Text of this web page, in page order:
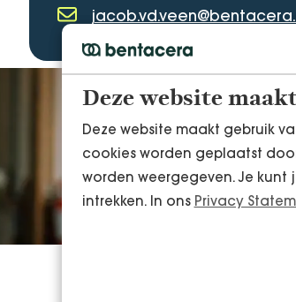
Deze website
Deze website maakt gebruik
cookies worden geplaatst
worden weergegeven. Je
intrekken. In ons Privacy
LinkedIn Profiel
E-mailadres